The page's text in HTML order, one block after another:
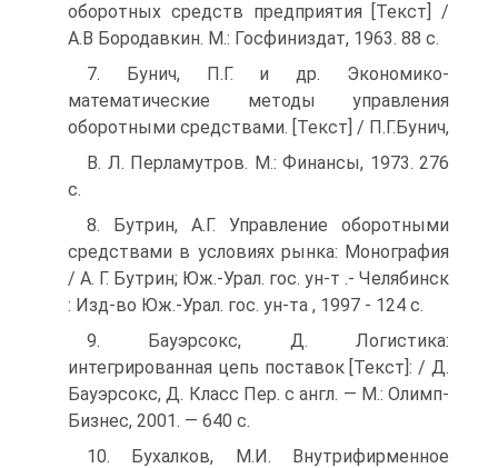
оборотных средств предприятия [Текст] /
А.В Бородавкин. М.: Госфиниздат, 1963. 88 с.
7. Бунич, П.Г. и др. Экономико-
математические методы управления
оборотными средствами. [Текст] / П.Г.Бунич,
B. Л. Перламутров. М.: Финансы, 1973. 276
с.
8. Бутрин, А.Г. Управление оборотными
средствами в условиях рынка: Монография
/ А. Г. Бутрин; Юж.-Урал. гос. ун-т .- Челябинск
: Изд-во Юж.-Урал. гос. ун-та , 1997 - 124 с.
9. Бауэрсокс, Д. Логистика:
интегрированная цепь поставок [Текст]: / Д.
Бауэрсокс, Д. Класс Пер. с англ. — М.: Олимп-
Бизнес, 2001. — 640 с.
10. Бухалков, М.И. Внутрифирменное